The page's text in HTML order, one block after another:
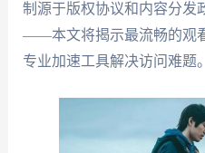
制源于版权协议和内容分发
——本文将揭示最流畅的观
专业加速工具解决访问难题。